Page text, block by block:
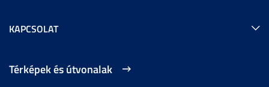
KAPCSOLAT
Térképek és útvonalak